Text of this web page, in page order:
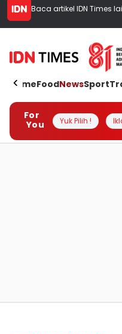
Baca artikel IDN Times
HomeFoodNewsSport
For
You
Yuk Pilih !